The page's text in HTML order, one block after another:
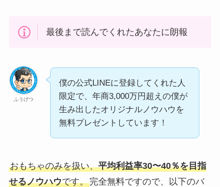
最後まで読んでくれたあなたに朗報
ふうげつ
僕の公式LINEに登録してくれた人
限定で、年商3,000万円超えの僕が
生み出したオリジナルノウハウを
無料プレゼントしています！
おもちゃのみを扱い、平均利益率30〜40％を目指
せるノウハウです。完全無料ですので、以下のバ